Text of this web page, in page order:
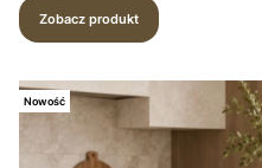
Zobacz produkt
Nowość